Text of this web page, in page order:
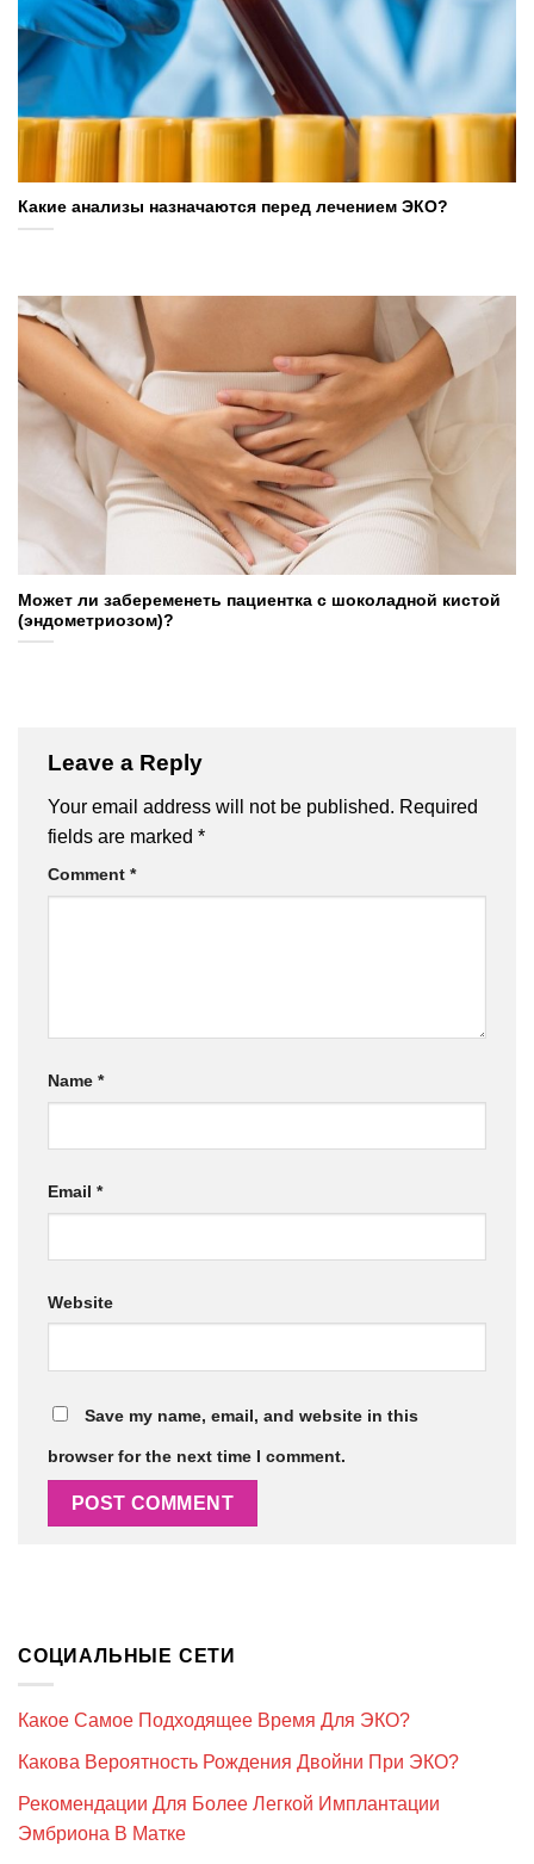
Какие анализы назначаются перед лечением ЭКО?
Может ли забеременеть пациентка с шоколадной кистой
(эндометриозом)?
Leave a Reply
Your email address will not be published. Required
fields are marked *
Comment *
Name *
Email *
Website
Save my name, email, and website in this
browser for the next time I comment.
СОЦИАЛЬНЫЕ СЕТИ
Какое Самое Подходящее Время Для ЭКО?
Какова Вероятность Рождения Двойни При ЭКО?
Рекомендации Для Более Легкой Имплантации
Эмбриона В Матке